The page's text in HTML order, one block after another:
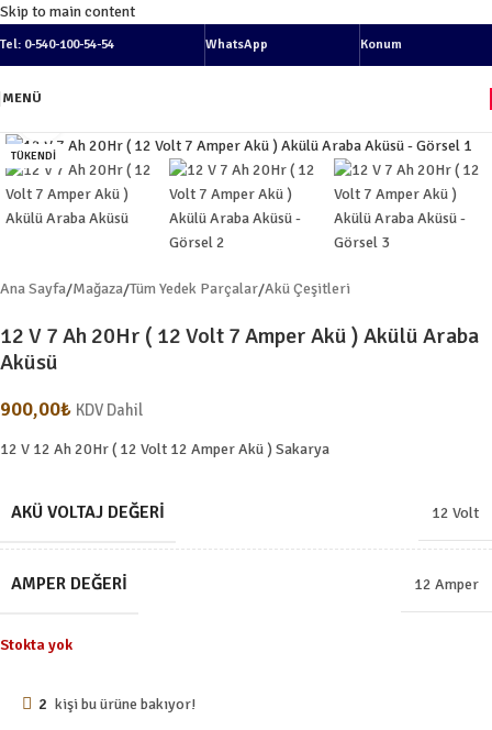
Skip to main content
Tel: 0-540-100-54-54 WhatsApp Konum
MENÜ
TÜKENDI
Ana Sayfa/Mağaza/Tüm Yedek Parçalar/Akü Çeşitleri
12 V 7 Ah 20Hr ( 12 Volt 7 Amper Akü ) Akülü Araba
Aküsü
900,00₺ KDV Dahil
12 V 12 Ah 20Hr ( 12 Volt 12 Amper Akü ) Sakarya
AKÜ VOLTAJ DEĞERI 12 Volt
AMPER DEĞERI 12 Amper
Stokta yok
2 kişi bu ürüne bakıyor!